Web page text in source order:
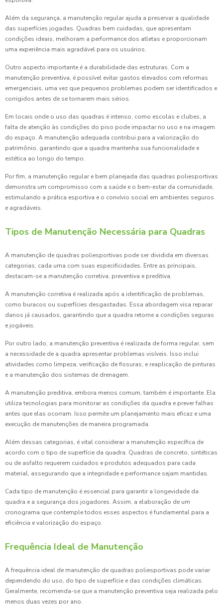
Além da segurança, a manutenção regular ajuda a preservar a qualidade
das superfícies jogadas. Quadras bem cuidadas, que apresentam
condições ideais, melhoram a performance dos atletas e proporcionam
uma experiência mais agradável para os usuários.
Outro aspecto importante é a durabilidade das estruturas. Com a
manutenção preventiva, é possível evitar gastos elevados com reformas
emergenciais, uma vez que pequenos problemas podem ser identificados e
corrigidos antes de se tornarem mais sérios.
Em locais onde o uso das quadras é intenso, como escolas e clubes, a
falta de atenção às condições do piso pode impactar no uso e na imagem
do espaço. A manutenção adequada contribui para a valorização do
patrimônio, garantindo que a quadra mantenha sua funcionalidade e
estética ao longo do tempo.
Por fim, a manutenção regular e bem planejada das quadras poliesportivas
demonstra um compromisso com a saúde e o bem-estar da comunidade,
estimulando a prática esportiva e o convívio social em ambientes seguros
e agradáveis.
Tipos de Manutenção Necessária para Quadras
A manutenção de quadras poliesportivas pode ser dividida em diversas
categorias, cada uma com suas especificidades. Entre as principais,
destacam-se a manutenção corretiva, preventiva e preditiva.
A manutenção corretiva é realizada após a identificação de problemas,
como buracos ou superfícies desgastadas. Essa abordagem visa reparar
danos já causados, garantindo que a quadra retorne a condições seguras
e jogáveis.
Por outro lado, a manutenção preventiva é realizada de forma regular, sem
a necessidade de a quadra apresentar problemas visíveis. Isso inclui
atividades como limpeza, verificação de fissuras, e reaplicação de pinturas
e a manutenção dos sistemas de drenagem.
A manutenção preditiva, embora menos comum, também é importante. Ela
utiliza tecnologias para monitorar as condições da quadra e prever falhas
antes que elas ocorram. Isso permite um planejamento mais eficaz e uma
execução de manutenções de maneira programada.
Além dessas categorias, é vital considerar a manutenção específica de
acordo com o tipo de superfície da quadra. Quadras de concreto, sintéticas
ou de asfalto requerem cuidados e produtos adequados para cada
material, assegurando que a integridade e performance sejam mantidas.
Cada tipo de manutenção é essencial para garantir a longevidade da
quadra e a segurança dos jogadores. Assim, a elaboração de um
cronograma que contemple todos esses aspectos é fundamental para a
eficiência e valorização do espaço.
Frequência Ideal de Manutenção
A frequência ideal de manutenção de quadras poliesportivas pode variar
dependendo do uso, do tipo de superfície e das condições climáticas.
Geralmente, recomenda-se que a manutenção preventiva seja realizada pelo
menos duas vezes por ano.